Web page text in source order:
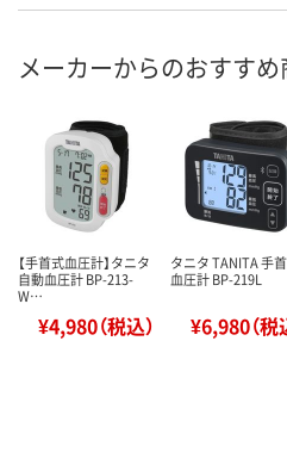
メーカーからのおすすめ
【手首式血圧計】タニタ
自動血圧計 BP-213-
W…
¥4,980（税込）
タニタ TANITA 手
血圧計 BP-219L
¥6,980（税